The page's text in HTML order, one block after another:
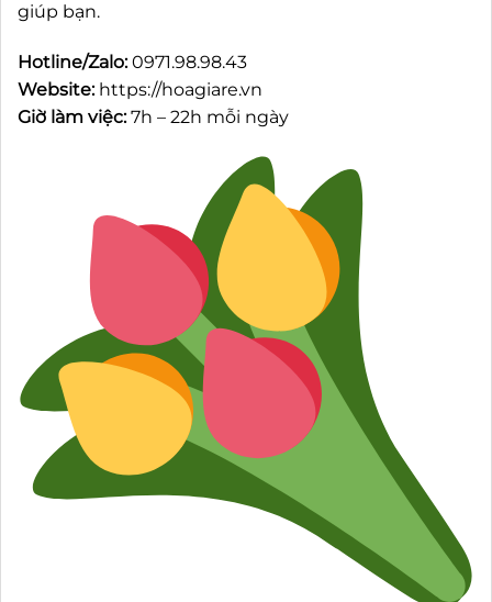
giúp bạn.
Hotline/Zalo:0971.98.98.43
Website: https://hoagiare.vn
Giờ làm việc:7h – 22h mỗi ngày